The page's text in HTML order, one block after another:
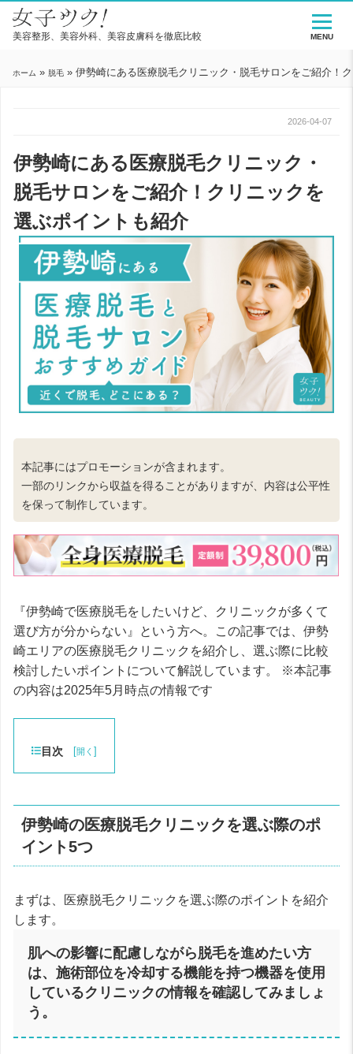
美容整形、美容外科、美容皮膚科を徹底比較
ホーム » 脱毛 » 伊勢崎にある医療脱毛クリニック・脱毛サロンをご紹介！
2026-04-07
伊勢崎にある医療脱毛クリニック・
脱毛サロンをご紹介！クリニックを
選ぶポイントも紹介
本記事にはプロモーションが含まれます。
一部のリンクから収益を得ることがありますが、内容は公平性
を保って制作しています。
『伊勢崎で医療脱毛をしたいけど、クリニックが多くて
選び方が分からない』という方へ。この記事では、伊勢
崎エリアの医療脱毛クリニックを紹介し、選ぶ際に比較
検討したいポイントについて解説しています。 ※本記事
の内容は2025年5月時点の情報です
目次 [開く ]
伊勢崎の医療脱毛クリニックを選ぶ際のポ
イント5つ
まずは、医療脱毛クリニックを選ぶ際のポイントを紹介
します。
肌への影響に配慮しながら脱毛を進めたい方
は、施術部位を冷却する機能を持つ機器を使用
しているクリニックの情報を確認してみましょ
う。
MENU